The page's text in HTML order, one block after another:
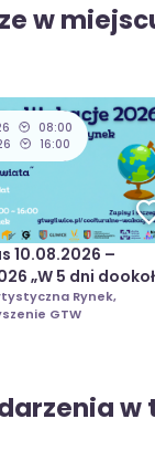
w
08:00
16:00
10.08.2026 –
„W 5 dni
| Coolturalne
2026
Rynek,
GTW